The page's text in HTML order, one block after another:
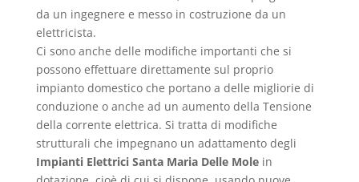
da un ingegnere e messo in costruzione da un
elettricista.
Ci sono anche delle modifiche importanti che si
possono effettuare direttamente sul proprio
impianto domestico che portano a delle migliorie di
conduzione o anche ad un aumento della Tensione
della corrente elettrica. Si tratta di modifiche
strutturali che impegnano un adattamento degli
Impianti Elettrici Santa Maria Delle Molein